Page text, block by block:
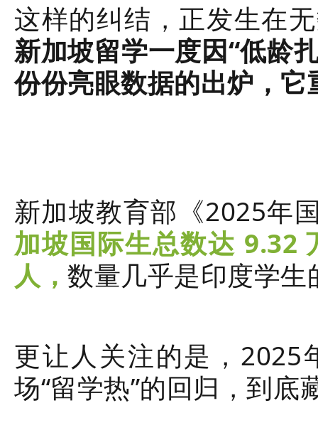
这样的纠结，正发生在
新加坡留学一度因“低龄
份份亮眼数据的出炉，
新加坡教育部《2025年
加坡国际生总数达 9.32
人 ，数量几乎是印度学
更让人关注的是，2025
场“留学热”的回归，到底